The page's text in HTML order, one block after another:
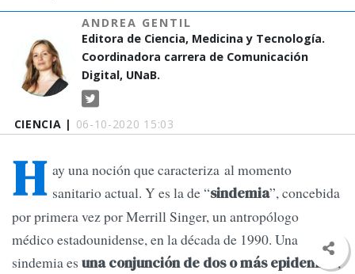
CIENCIA | 06-10-2020 15:03
ANDREA GENTIL
Editora de Ciencia, Medicina y Tecnología.
Coordinadora carrera de Comunicación
Digital, UNaB.
H ay una noción que caracteriza al momento
sanitario actual. Y es la de “sindemia”, concebida
por primera vez por Merrill Singer, un antropólogo
médico estadounidense, en la década de 1990. Una
sindemia es una conjunción de dos o más epidemias,